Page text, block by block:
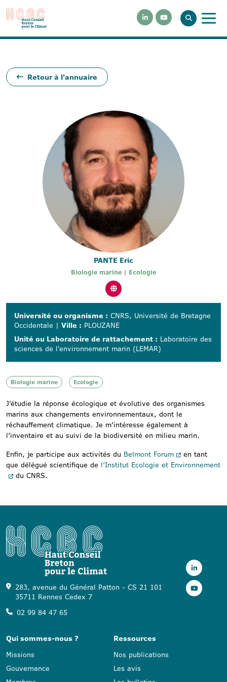
Retour à l'annuaire
PANTE Eric
Biologie marine | Ecologie
Université ou organisme : CNRS, Université de Bretagne
Occidentale | Ville : PLOUZANE
Unité ou Laboratoire de rattachement : Laboratoire des
sciences de l'environnement marin (LEMAR)
Biologie marine Ecologie
J’étudie la réponse écologique et évolutive des organismes
marins aux changements environnementaux, dont le
réchauffement climatique. Je m’intéresse également à
l’inventaire et au suivi de la biodiversité en milieu marin.
Enfin, je participe aux activités du Belmont Forum
en tant
que délégué scientifique de l’Institut Ecologie et Environnement
du CNRS.
283, avenue du Général Patton - CS 21 101
35711 Rennes Cedex 7
02 99 84 47 65
Qui sommes-nous ?
Missions
Gouvernance
Ressources
Nos publications
Les avis